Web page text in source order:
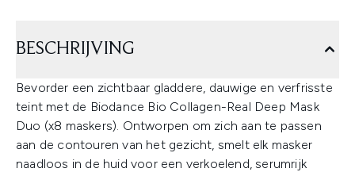
BESCHRIJVING
Bevorder een zichtbaar gladdere, dauwige en verfrisste
teint met de Biodance Bio Collagen-Real Deep Mask
Duo (x8 maskers). Ontworpen om zich aan te passen
aan de contouren van het gezicht, smelt elk masker
naadloos in de huid voor een verkoelend, serumrijk